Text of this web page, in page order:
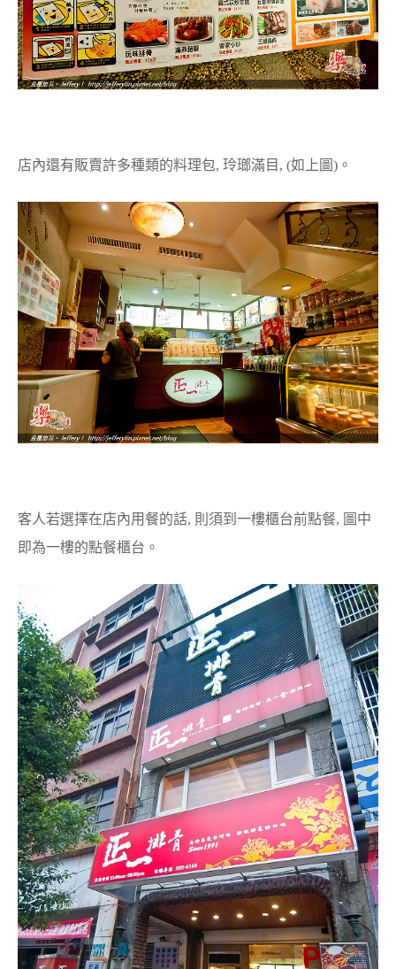
店內還有販賣許多種類的料理包, 玲瑯滿目, (如上圖)。
客人若選擇在店內用餐的話, 則須到一樓櫃台前點餐, 圖中
即為一樓的點餐櫃台。